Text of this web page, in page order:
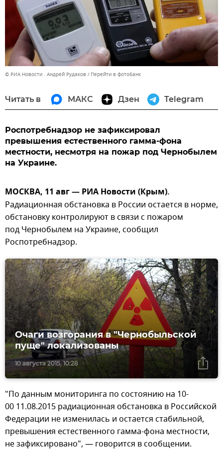
© РИА Новости . Андрей Рудаков Перейти в фотобанк
Читать в МАКС Дзен Telegram
Роспотребнадзор не зафиксировал
превышения естественного гамма-фона
местности, несмотря на пожар под Чернобылем
на Украине.
МОСКВА, 11 авг — РИА Новости (Крым).
Радиационная обстановка в России остается в норме,
обстановку контролируют в связи с пожаром
под Чернобылем на Украине, сообщил
Роспотребнадзор.
10 августа 2015, 10:28
Очаги возгорания в "Чернобыльской
пуще" локализованы
"По данным мониторинга по состоянию на 10-
00 11.08.2015 радиационная обстановка в Российской
Федерации не изменилась и остается стабильной,
превышения естественного гамма-фона местности,
не зафиксировано", — говорится в сообщении.